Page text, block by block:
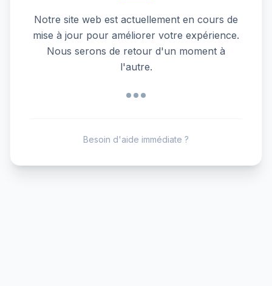
Notre site web est actuellement en cours de
mise à jour pour améliorer votre expérience.
Nous serons de retour d'un moment à
l'autre.
Besoin d'aide immédiate ?